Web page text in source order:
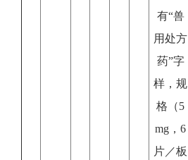
有“兽
用处方
药”字
样，规
格（5
mg，6
片／板